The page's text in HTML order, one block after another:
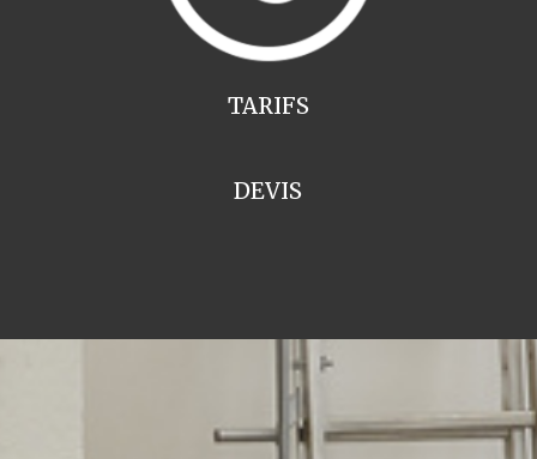
TARIFS
DEVIS